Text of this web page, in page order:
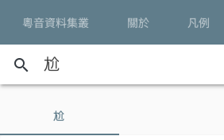
粵音資料集叢 關於 凡例
search
尬